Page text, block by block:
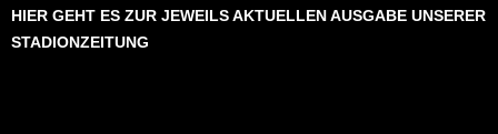
HIER GEHT ES ZUR JEWEILS AKTUELLEN AUSGABE UNSERER
STADIONZEITUNG